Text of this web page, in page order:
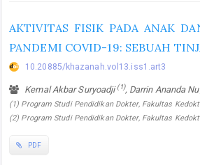
AKTIVITAS FISIK PADA ANAK
PANDEMI COVID-19: SEBUAH
10.20885/khazanah.vol13.iss1.art3
Kemal Akbar Suryoadji(1), Darrin Ananda
(1) Program Studi Pendidikan Dokter, Fakultas
(2) Program Studi Pendidikan Dokter, Fakultas
PDF